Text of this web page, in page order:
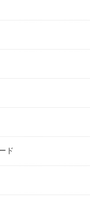
ド